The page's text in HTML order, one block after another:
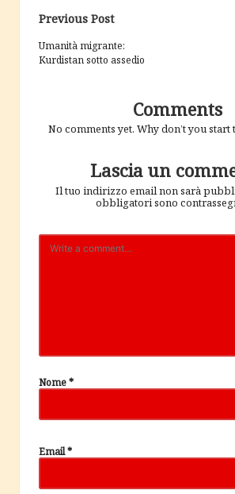
Post
navigation
Previous Post
Umanità migrante:
Kurdistan sotto assedio
Comments
No comments yet. Why don’t you start
Lascia un
Il tuo indirizzo email non sarà
obbligatori sono
Nome*
Email*